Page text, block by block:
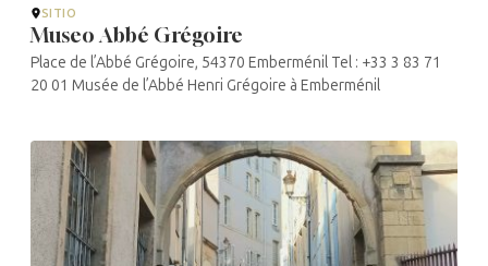
SITIO
Museo Abbé Grégoire
Place de l’Abbé Grégoire, 54370 Emberménil Tel : +33 3 83 71
20 01 Musée de l’Abbé Henri Grégoire à Emberménil